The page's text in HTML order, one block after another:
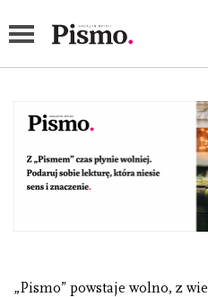
Zamów
„Pismo” powstaje wolno, z